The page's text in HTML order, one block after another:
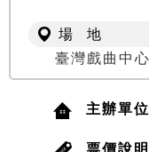
場 地
臺灣戲曲中
主辦單